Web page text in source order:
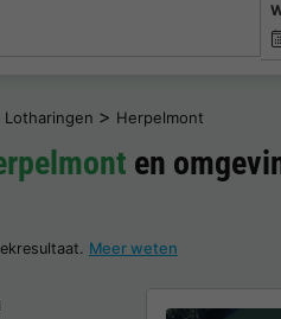
Lotharingen > Herpelmont
en
Meer weten